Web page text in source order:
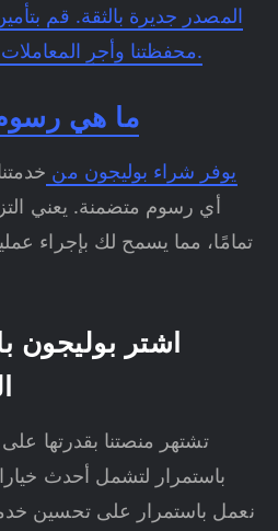
المصدر جديرة بالثقة. قم
محفظتناوأجرِ المعاملات بثقة على شبكة بوليجون.
ما هي
يوفر شراء بوليجون من
أي رسوم متضمنة. يعني
تمامًا، مما يسمح لك بإجراء
اشتر بوليجون
تشتهر منصتنا بقدرتها
باستمرار لتشمل أحدث
نعمل باستمرار على تحسين